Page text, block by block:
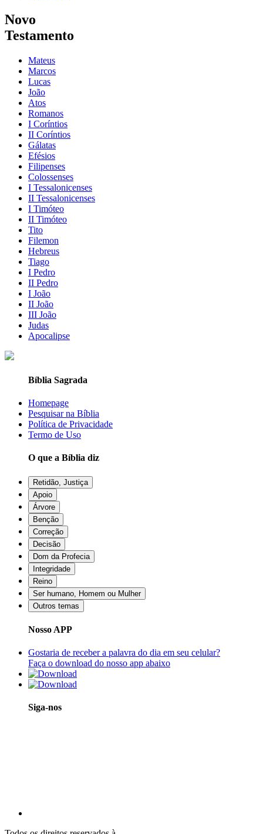
Novo
Testamento
Mateus
Marcos
Lucas
João
Atos
Romanos
I Coríntios
II Coríntios
Gálatas
Efésios
Filipenses
Colossenses
I Tessalonicenses
II Tessalonicenses
I Timóteo
II Timóteo
Tito
Filemon
Hebreus
Tiago
I Pedro
II Pedro
I João
II João
III João
Judas
Apocalipse
Bíblia Sagrada
Homepage
Pesquisar na Bíblia
Política de Privacidade
Termo de Uso
O que a Bíblia diz
Retidão, Justiça
Apoio
Árvore
Benção
Correção
Decisão
Dom da Profecia
Integridade
Reino
Ser humano, Homem ou Mulher
Outros temas
Nosso APP
Gostaria de receber a palavra do dia em seu celular?
Faça o download do nosso app abaixo
Siga-nos